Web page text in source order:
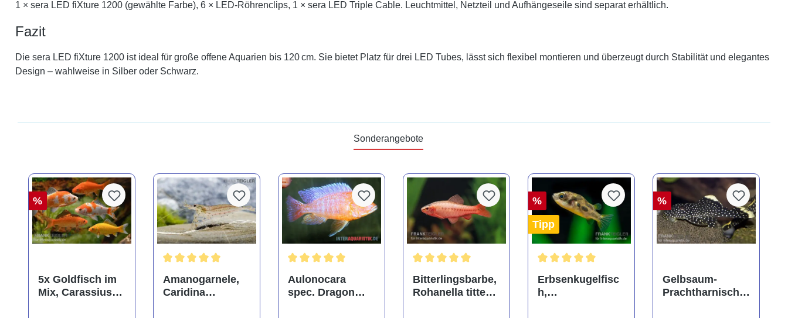
1 × sera LED fiXture 1200 (gewählte Farbe), 6 × LED-Röhrenclips, 1 × sera LED Triple Cable. Leuchtmittel, Netzteil und Aufhängeseile sind separat erhältlich.
Fazit
Die sera LED fiXture 1200 ist ideal für große offene Aquarien bis 120 cm. Sie bietet Platz für drei LED Tubes, lässt sich flexibel montieren und überzeugt durch Stabilität und elegantes
Design – wahlweise in Silber oder Schwarz.
Sonderangebote
%
5x Goldfisch im
Mix, Carassius
Amanogarnele,
Caridina
Aulonocara
spec. Dragon
Bitterlingsbarbe,
Rohanella titteya,
%
Tipp
Erbsenkugelfisc
h,
%
Gelbsaum-
Prachtharnischw